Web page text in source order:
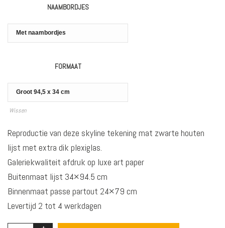
NAAMBORDJES
FORMAAT
Wissen
Reproductie van deze skyline tekening mat zwarte houten
lijst met extra dik plexiglas.
Galeriekwaliteit afdruk op luxe art paper
Buitenmaat lijst 34×94.5 cm
Binnenmaat passe partout 24×79 cm
Levertijd 2 tot 4 werkdagen